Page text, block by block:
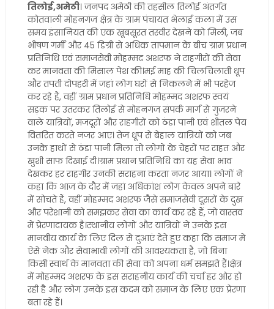
तिलोई,अमेठी। जनपद अमेठी की तहसील तिलोई अंतर्गत
कोतवाली मोहनगंज क्षेत्र के ग्राम पंचायत भेलाई कला में उस
समय इंसानियत की एक खूबसूरत तस्वीर देखने को मिली, जब
भीषण गर्मी और 45 डिग्री से अधिक तापमान के बीच ग्राम प्रधान
प्रतिनिधि एवं समाजसेवी मोहम्मद अशरफ ने राहगीरों की सेवा
कर मानवता की मिसाल पेश की।मई माह की चिलचिलाती धूप
और तपती दोपहरी में जहां लोग घरों से निकलने में भी परहेज
कर रहे हैं, वहीं ग्राम प्रधान प्रतिनिधि मोहम्मद अशरफ स्वयं
सड़क पर उतरकर तिलोई से मोहनगंज संपर्क मार्ग से गुजरने
वाले यात्रियों, मजदूरों और राहगीरों को ठंडा पानी एवं शीतल पेय
वितरित करते नजर आए। तेज धूप से बेहाल यात्रियों को जब
उनके हाथों से ठंडा पानी मिला तो लोगों के चेहरों पर राहत और
खुशी साफ दिखाई दी।ग्राम प्रधान प्रतिनिधि का यह सेवा भाव
देखकर हर राहगीर उनकी सराहना करता नजर आया। लोगों ने
कहा कि आज के दौर में जहां अधिकांश लोग केवल अपने बारे
में सोचते हैं, वहीं मोहम्मद अशरफ जैसे समाजसेवी दूसरों के दुख
और परेशानी को समझकर सेवा का कार्य कर रहे हैं, जो वास्तव
में प्रेरणादायक है।स्थानीय लोगों और यात्रियों ने उनके इस
मानवीय कार्य के लिए दिल से दुआएं देते हुए कहा कि समाज में
ऐसे नेक और सेवाभावी लोगों की आवश्यकता है, जो बिना
किसी स्वार्थ के मानवता की सेवा को अपना धर्म समझते हैं।क्षेत्र
में मोहम्मद अशरफ के इस सराहनीय कार्य की चर्चा हर ओर हो
रही है और लोग उनके इस कदम को समाज के लिए एक प्रेरणा
बता रहे हैं।